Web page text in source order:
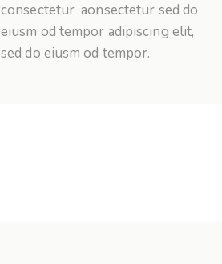
consectetur aonsectetur sed do
eiusm od tempor adipiscing elit,
sed do eiusm od tempor.